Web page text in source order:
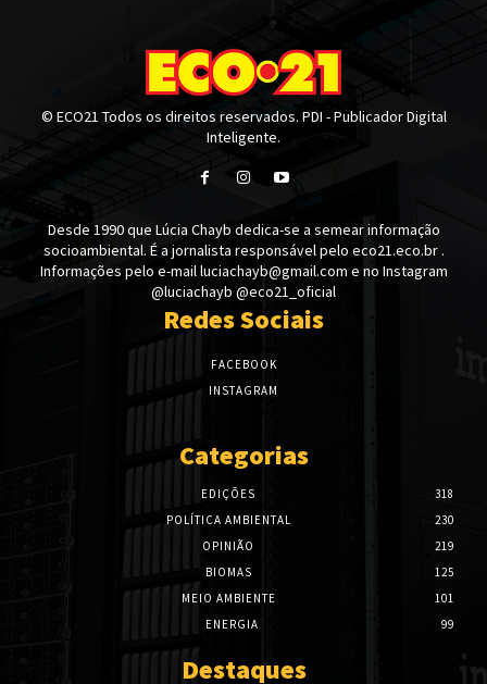
© ECO21 Todos os direitos reservados. PDI - Publicador Digital
Inteligente.
Desde 1990 que Lúcia Chayb dedica-se a semear informação
socioambiental. É a jornalista responsável pelo eco21.eco.br .
Informações pelo e-mail luciachayb@gmail.com e no Instagram
@luciachayb @eco21_oficial
Redes Sociais
FACEBOOK
INSTAGRAM
Categorias
EDIÇÕES
318
POLÍTICA AMBIENTAL
230
OPINIÃO
219
BIOMAS
125
MEIO AMBIENTE
101
ENERGIA
99
Destaques